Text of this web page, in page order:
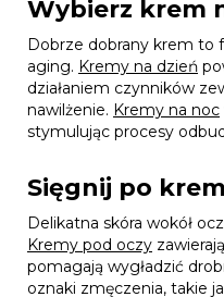
Wybierz krem
Dobrze dobrany krem to
aging. Kremy na dzień
działaniem czynników
nawilżenie. Kremy na noc
stymulując procesy
Sięgnij po
Delikatna skóra wokół
Kremy pod oczy
pomagają wygładzić
oznaki zmęczenia, takie